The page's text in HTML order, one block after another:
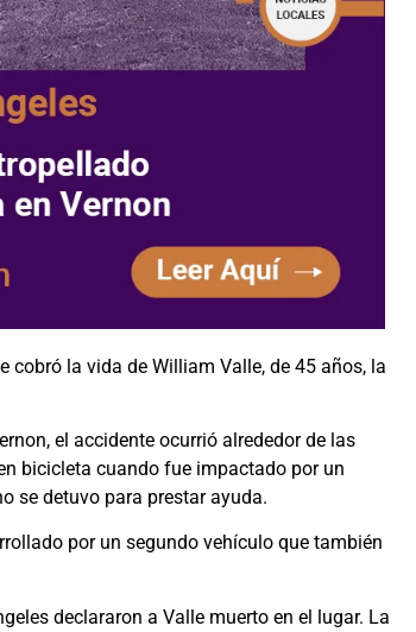
la vida de William Valle, de 45 años, la
el accidente ocurrió alrededor de las
bicicleta cuando fue impactado por un
se detuvo para prestar ayuda.
por un segundo vehículo que también
declararon a Valle muerto en el lugar. La